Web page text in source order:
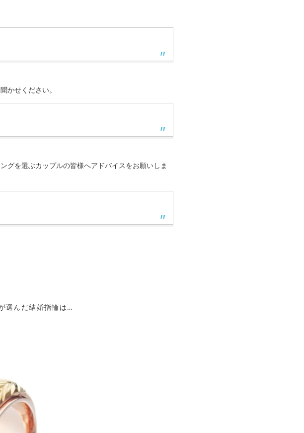
かせください。
グを選ぶカップルの皆様へアドバイスをお願いしま
選んだ結婚指輪は…